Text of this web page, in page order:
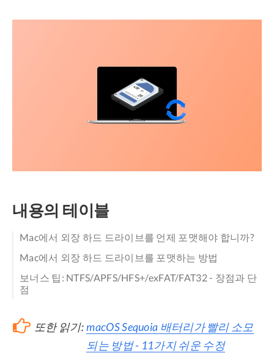
내용의 테이블
Mac에서 외장 하드 드라이브를 언제 포맷해야 합니까?
Mac에서 외장 하드 드라이브를 포맷하는 방법
보너스 팁: NTFS/APFS/HFS+/exFAT/FAT32 - 장점과 단
점
또한 읽기: macOS Sequoia 배터리가 빨리 소모
되는 방법 - 11가지 쉬운 수정